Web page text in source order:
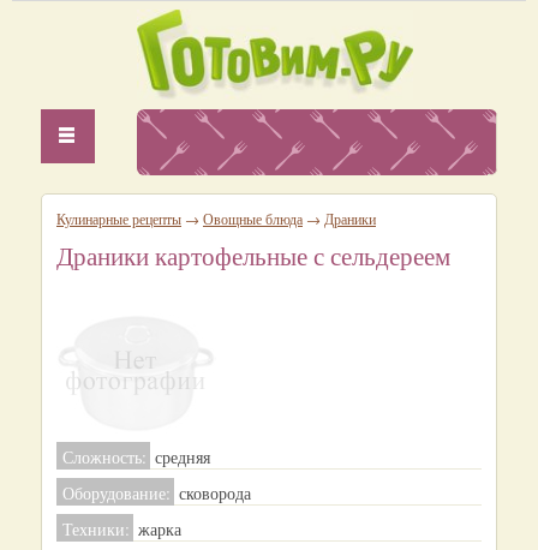
Кулинарные рецепты → Овощные блюда → Драники
Драники картофельные с сельдереем
Сложность: средняя
Оборудование: сковорода
Техники: жарка